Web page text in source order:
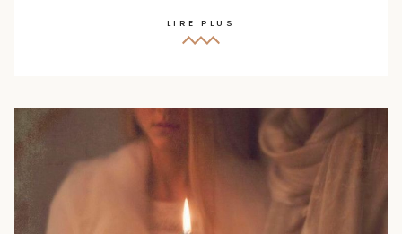
LIRE PLUS